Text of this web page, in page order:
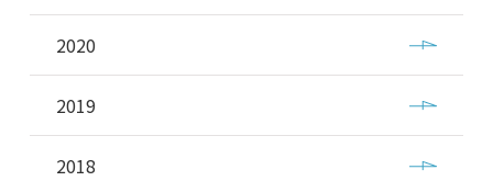
2020
2019
2018